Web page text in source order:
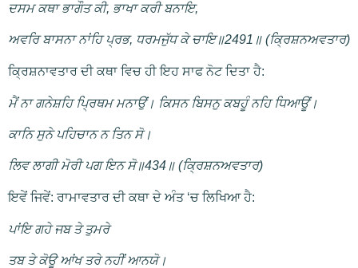
ਦਸਮ ਕਥਾ ਭਾਗੌਤ ਕੀ, ਭਾਖਾ ਕਰੀ ਬਨਾਇ,
ਅਵਰਿ ਬਾਸਨਾ ਨਾਂਹਿ ਪ੍ਰਭ, ਧਰਮਜੁੱਧ ਕੇ ਚਾਇ॥2491॥ (ਕ੍ਰਿਸ਼ਨਅਵਤਾਰ)
ਕ੍ਰਿਸ਼ਨਾਵਤਾਰ ਦੀ ਕਥਾ ਵਿਚ ਹੀ ਇਹ ਸਾਫ ਨੋਟ ਦਿਤਾ ਹੈ:
ਮੈਂ ਨਾ ਗਨੇਸ਼ਹਿ ਪ੍ਰਿਥਮ ਮਨਾਉਂ। ਕਿਸਨ ਬਿਸਨੁ ਕਬਹੂੰ ਨਹਿ ਧਿਆਊਂ।
ਕਾਨਿ ਸੁਨੇ ਪਹਿਚਾਨ ਨ ਤਿਨ ਸੋ।
ਲਿਵ ਲਾਗੀ ਮੋਰੀ ਪਗ ਇਨ ਸੋ॥434॥ (ਕ੍ਰਿਸ਼ਨਅਵਤਾਰ)
ਇਵੇਂ ਜਿਵੇਂ: ਰਾਮਾਵਤਾਰ ਦੀ ਕਥਾ ਦੇ ਅੰਤ ‘ਚ ਲਿਖਿਆ ਹੈ:
ਪਾਂਇ ਗਹੇ ਜਬ ਤੇ ਤੁਮਰੇ
ਤਬ ਤੇ ਕੋਊ ਆਂਖ ਤਰੇ ਨਹੀਂ ਆਨਯੋ।